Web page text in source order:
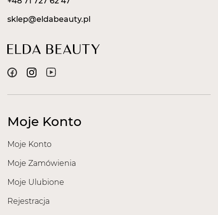
Moje Konto
Moje Konto
Moje Zamówienia
Moje Ulubione
Rejestracja
sklep@eldabeauty.pl